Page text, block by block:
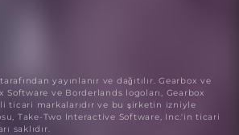
yayınlanır ve dağıtılır. Gearbox ve
Software ve Borderlands logoları, Gearbox
ticari markalarıdır ve bu şirketin izniyle
Take-Two Interactive Software, Inc.'in ticari
saklıdır.